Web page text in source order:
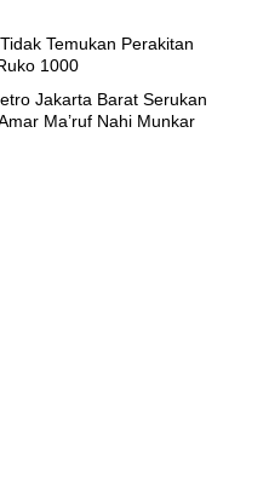
Temukan Perakitan
1000
Jakarta Barat Serukan
Ma’ruf Nahi Munkar